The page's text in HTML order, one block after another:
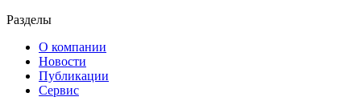
Разделы
О компании
Новости
Публикации
Сервис